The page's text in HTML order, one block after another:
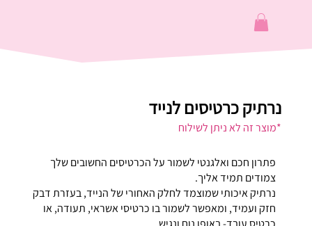
נרתיק כרטיסים לנייד
*מוצר זה לא ניתן לשילוח
פתרון חכם ואלגנטי לשמור על הכרטיסים החשובים שלך
צמודים תמיד אליך.
נרתיק איכותי שמוצמד לחלק האחורי של הנייד, בעזרת דבק
חזק ועמיד, ומאפשר לשמור בו כרטיסי אשראי, תעודה, או